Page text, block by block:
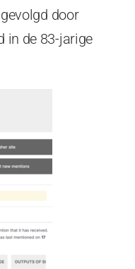
door
in de 83-jarige